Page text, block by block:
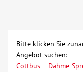
Bitte klicken Sie
Angebot suchen:
Cottbus
Dahme-